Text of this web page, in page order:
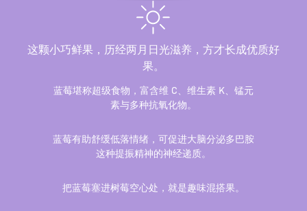
这颗小巧鲜果，历经两月日光滋养，方才长成优质好
果。
蓝莓堪称超级食物，富含维 C、维生素 K、锰元
素与多种抗氧化物。
蓝莓有助舒缓低落情绪，可促进大脑分泌多巴胺
这种提振精神的神经递质。
把蓝莓塞进树莓空心处，就是趣味混搭果。